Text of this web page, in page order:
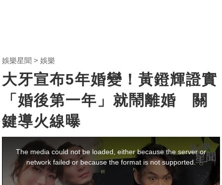
娛樂星聞 娛樂
大牙宣布5年婚變！黃鐙輝證實
「婚後第一年」就鬧離婚 關
鍵導火線曝
window.
The media could not be loaded, either because the server or
network failed or because the format is not supported.